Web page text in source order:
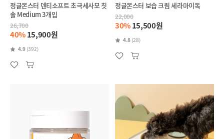
정글몬스터 덴티소프트 초극세사모 칫
솔 Medium 3개입
26,700
40%15,900원
4.9 (392)
정글몬스터 보습 크림 세라마이독
22,000
30%15,500원
4.8 (28)